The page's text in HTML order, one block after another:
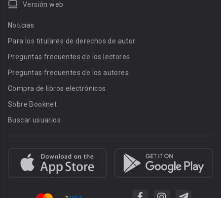
Versión web
Noticias
Para los titulares de derechos de autor
Preguntas frecuentes de los lectores
Preguntas frecuentes de los autores
Compra de libros electrónicos
Sobre Booknet
Buscar usuarios